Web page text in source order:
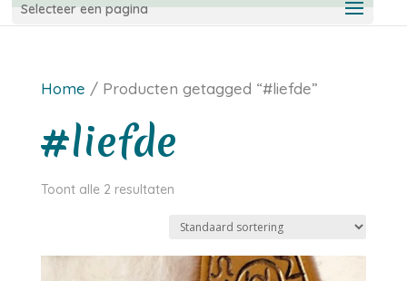
Selecteer een pagina
Home / Producten getagged “#liefde”
#liefde
Toont alle 2 resultaten